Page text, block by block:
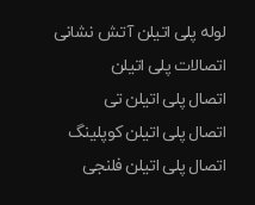
لوله پلی اتیلن آتش نشانی
اتصالات پلی اتیلن
اتصال پلی اتیلن تی
اتصال پلی اتیلن کوپلینگ
اتصال پلی اتیلن فلنجی